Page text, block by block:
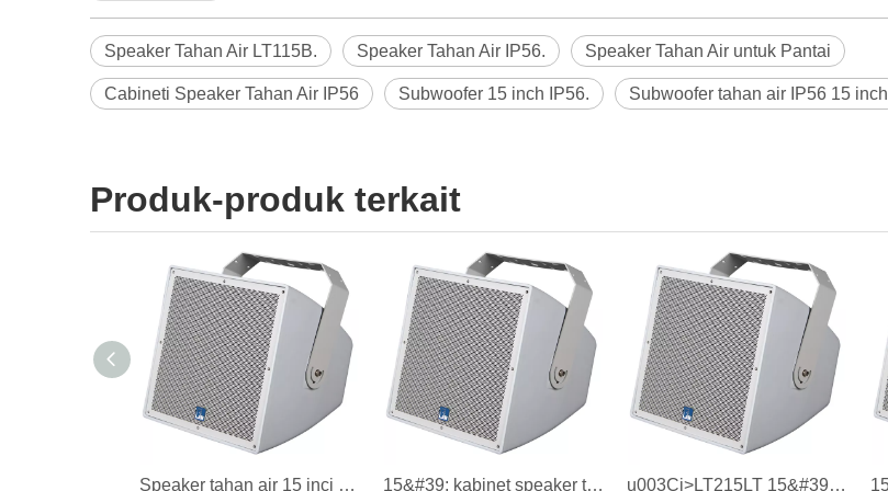
Speaker Tahan Air LT115B. Speaker Tahan Air IP56. Speaker Tahan Air untuk Pantai
Cabineti Speaker Tahan Air IP56 Subwoofer 15 inch IP56. Subwoofer tahan air IP56 15 inch
Produk-produk terkait
Speaker tahan air 15 inci untuk taman 15&#39; kabinet speaker tahan air lengkap untuk taman u003Ci>LT215LT 15&#39; full range speaker cabinet ,waterproof speaker cabinet.u003C/i> u003Cb>LT215LT 15&#39; kabinet speaker lengkap, kabinet speaker tahan air.u003C/b> u003Ci>IP56u003C/i> u003Cb>IP56u003C/b>